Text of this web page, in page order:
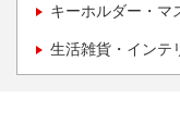
キーホルダー・マ
生活雑貨・インテ